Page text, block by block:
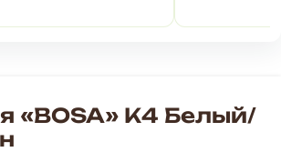
мужу было не
«BOSA» К4 Белый/